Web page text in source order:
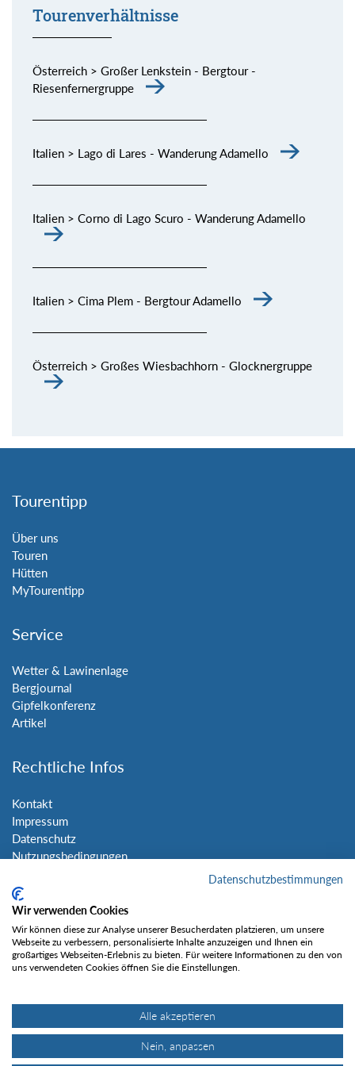
Tourenverhältnisse
Österreich > Großer Lenkstein - Bergtour -
Riesenfernergruppe
Italien > Lago di Lares - Wanderung Adamello
Italien > Corno di Lago Scuro - Wanderung Adamello
Italien > Cima Plem - Bergtour Adamello
Österreich > Großes Wiesbachhorn - Glocknergruppe
Tourentipp
Über uns
Touren
Hütten
MyTourentipp
Service
Wetter & Lawinenlage
Bergjournal
Gipfelkonferenz
Artikel
Rechtliche Infos
Kontakt
Impressum
Datenschutz
Nutzungsbedingungen
Social Media
Gefällt mir
Datenschutzbestimmungen
Wir verwenden Cookies
Wir können diese zur Analyse unserer Besucherdaten platzieren, um unsere
Webseite zu verbessern, personalisierte Inhalte anzuzeigen und Ihnen ein
großartiges Webseiten-Erlebnis zu bieten. Für weitere Informationen zu den von
uns verwendeten Cookies öffnen Sie die Einstellungen.
Alle akzeptieren
Nein, anpassen